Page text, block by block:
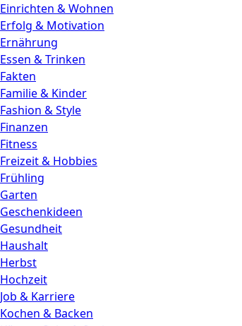
Einrichten & Wohnen
Erfolg & Motivation
Ernährung
Essen & Trinken
Fakten
Familie & Kinder
Fashion & Style
Finanzen
Fitness
Freizeit & Hobbies
Frühling
Garten
Geschenkideen
Gesundheit
Haushalt
Herbst
Hochzeit
Job & Karriere
Kochen & Backen